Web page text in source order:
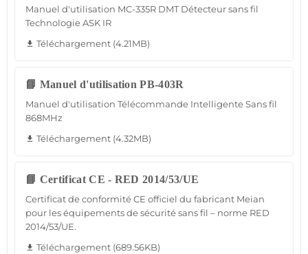
Manuel d'utilisation MC-335R DMT Détecteur sans fil
Technologie ASK IR
file_download Téléchargement (4.21MB)
📘 Manuel d'utilisation PB-403R
Manuel d'utilisation Télécommande Intelligente Sans fil
868MHz
file_download Téléchargement (4.32MB)
📘 Certificat CE - RED 2014/53/UE
Certificat de conformité CE officiel du fabricant Meian
pour les équipements de sécurité sans fil – norme RED
2014/53/UE.
file_download Téléchargement (689.56KB)